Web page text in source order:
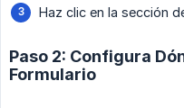
Haz clic en la sección
Paso 2: Configura
Formulario